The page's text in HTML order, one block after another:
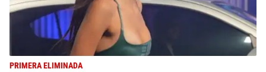
PRIMERA ELIMINADA